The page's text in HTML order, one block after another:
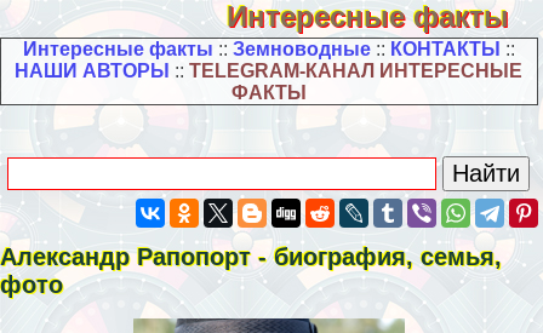
Интересные факты
Интересные факты :: Земноводные:: КОНТАКТЫ ::
НАШИ АВТОРЫ ::TELEGRAM-КАНАЛ ИНТЕРЕСНЫЕ
ФАКТЫ
Александр Рапопорт - биография, семья,
фото